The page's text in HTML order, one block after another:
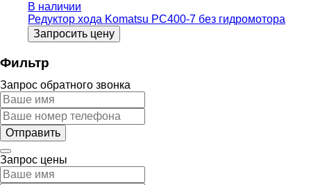
В наличии
Редуктор хода Komatsu PC400-7 без гидромотора
Запросить цену
Фильтр
Запрос обратного звонка
Запрос цены